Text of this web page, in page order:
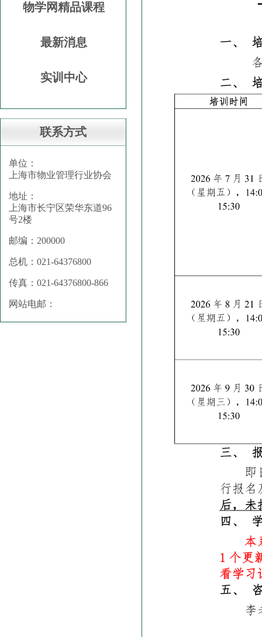
物学网精品课程
最新消息
实训中心
联系方式
单位：
上海市物业管理行业协会
地址：
上海市长宁区荣华东道96
号2楼
邮编：200000
总机：021-64376800
传真：021-64376800-866
网站电邮：